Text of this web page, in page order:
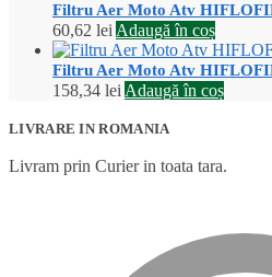
Filtru Aer Moto Atv
60,62 lei Adaugă în coș
Filtru Aer Moto Atv
158,34 lei Adaugă în coș
LIVRARE IN ROMANIA
Livram prin Curier in toata tara.